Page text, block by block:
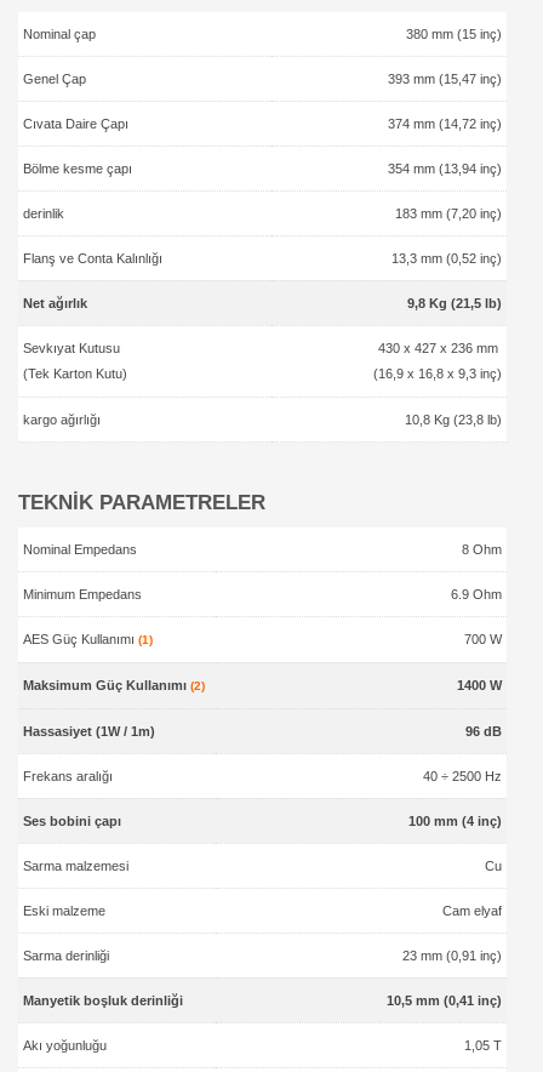
Nominal çap 380 mm (15 inç)
Genel Çap 393 mm (15,47 inç)
Cıvata Daire Çapı 374 mm (14,72 inç)
Bölme kesme çapı 354 mm (13,94 inç)
derinlik 183 mm (7,20 inç)
Flanş ve Conta Kalınlığı 13,3 mm (0,52 inç)
Net ağırlık 9,8 Kg (21,5 lb)
Sevkıyat Kutusu
(Tek Karton Kutu)
430 x 427 x 236 mm
(16,9 x 16,8 x 9,3 inç)
kargo ağırlığı 10,8 Kg (23,8 lb)
TEKNİK PARAMETRELER
Nominal Empedans 8 Ohm
Minimum Empedans 6.9 Ohm
AES Güç Kullanımı (1) 700 W
Maksimum Güç Kullanımı (2) 1400 W
Hassasiyet (1W / 1m) 96 dB
Frekans aralığı 40 ÷ 2500 Hz
Ses bobini çapı 100 mm (4 inç)
Sarma malzemesi Cu
Eski malzeme Cam elyaf
Sarma derinliği 23 mm (0,91 inç)
Manyetik boşluk derinliği 10,5 mm (0,41 inç)
Akı yoğunluğu 1,05 T